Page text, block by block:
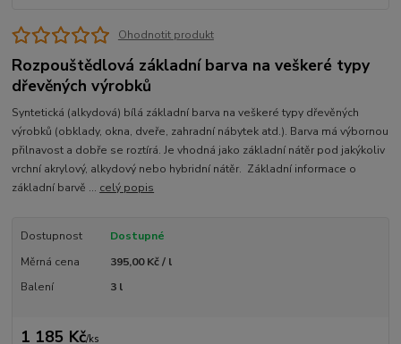
Ohodnotit produkt
Rozpouštědlová základní barva na veškeré typy
dřevěných výrobků
Syntetická (alkydová) bílá základní barva na veškeré typy dřevěných
výrobků (obklady, okna, dveře, zahradní nábytek atd.). Barva má výbornou
přilnavost a dobře se roztírá. Je vhodná jako základní nátěr pod jakýkoliv
vrchní akrylový, alkydový nebo hybridní nátěr. Základní informace o
základní barvě ... celý popis
Dostupnost
Dostupné
Měrná cena
395,00 Kč / l
Balení
3 l
1 185 Kč/ks